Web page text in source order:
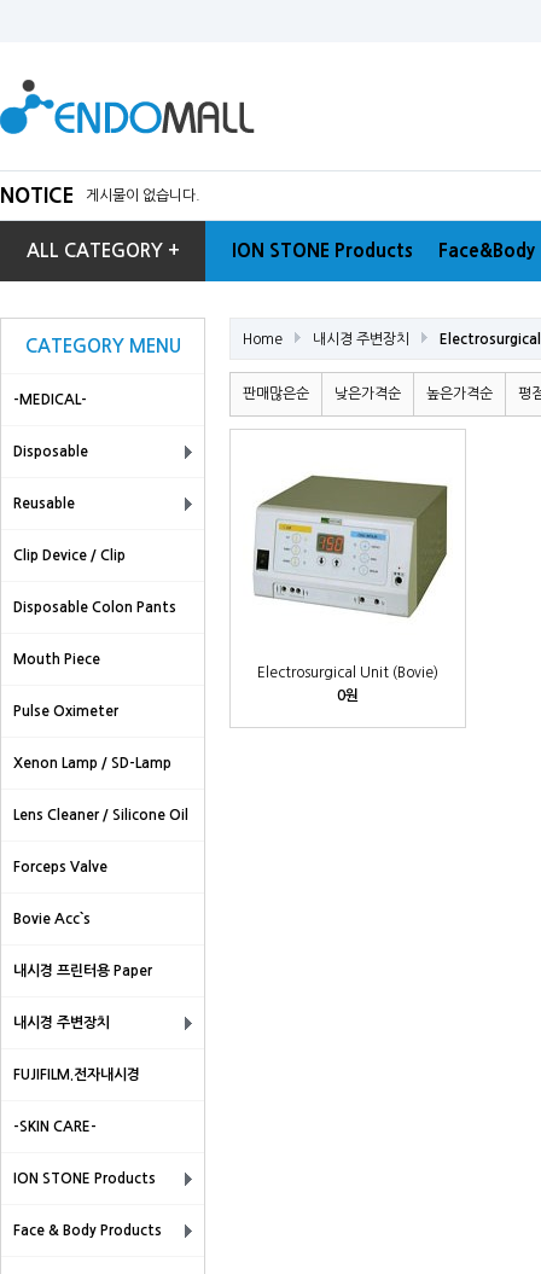
NOTICE 게시물이 없습니다.
ALL CATEGORY + ION STONE Products
CATEGORY MENU
-MEDICAL-
Disposable
Reusable
Clip Device / Clip
Disposable Colon Pants
Mouth Piece
Pulse Oximeter
Xenon Lamp / SD-Lamp
Lens Cleaner / Silicone Oil
Forceps Valve
Bovie Acc`s
내시경 프린터용 Paper
내시경 주변장치
FUJIFILM.전자내시경
-SKIN CARE-
ION STONE Products
Face & Body Products
Home 내시경 주변장치
판매많은순 낮은가격순 높은가격순 평
Electrosurgical Unit (Bovie)
0원